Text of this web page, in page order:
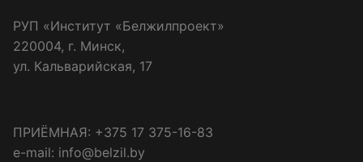
РУП «Институт «Белжилпроект»
220004, г. Минск,
ул. Кальварийская, 17
ПРИЁМНАЯ: +375 17 375-16-83
e-mail: info@belzil.by